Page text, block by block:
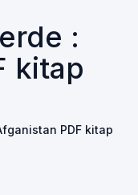
:
kitap
PDF kitap